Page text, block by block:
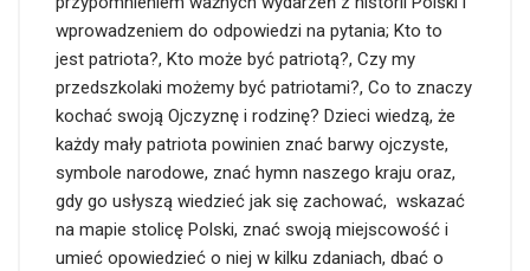
wprowadzeniem do odpowiedzi na pytania; Kto to
jest patriota?, Kto może być patriotą?, Czy my
przedszkolaki możemy być patriotami?, Co to znaczy
kochać swoją Ojczyznę i rodzinę? Dzieci wiedzą, że
każdy mały patriota powinien znać barwy ojczyste,
symbole narodowe, znać hymn naszego kraju oraz,
gdy go usłyszą wiedzieć jak się zachować, wskazać
na mapie stolicę Polski, znać swoją miejscowość i
umieć opowiedzieć o niej w kilku zdaniach, dbać o